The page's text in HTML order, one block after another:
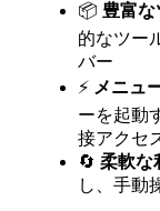
📦 豊富な
的なツー
バー
⚡ メニュ
ーを起動
接アクセ
🔄柔軟な
し、手動